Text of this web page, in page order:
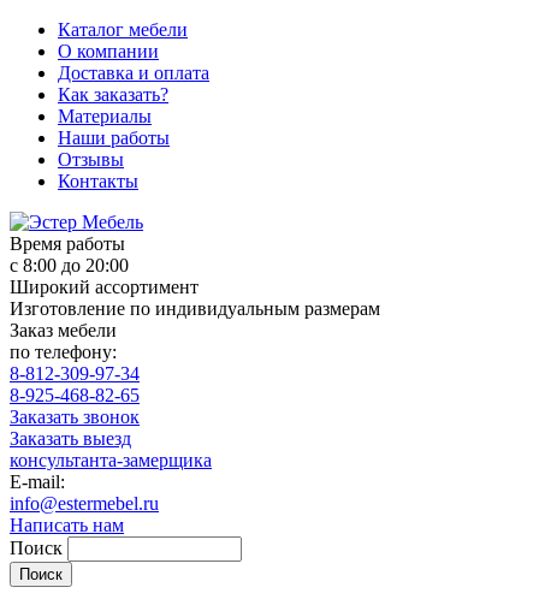
Каталог мебели
О компании
Доставка и оплата
Как заказать?
Материалы
Наши работы
Отзывы
Контакты
Время работы
с 8:00 до 20:00
Широкий ассортимент
Изготовление по индивидуальным размерам
Заказ мебели
по телефону:
8-812-309-97-34
8-925-468-82-65
Заказать звонок
Заказать выезд
консультанта-замерщика
E-mail:
info@estermebel.ru
Написать нам
Поиск